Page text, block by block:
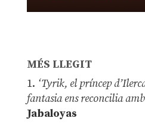
MÉS LLEGIT
1. ‘Tyrik, el príncep
fantasia ens reconcilia
Jabaloyas